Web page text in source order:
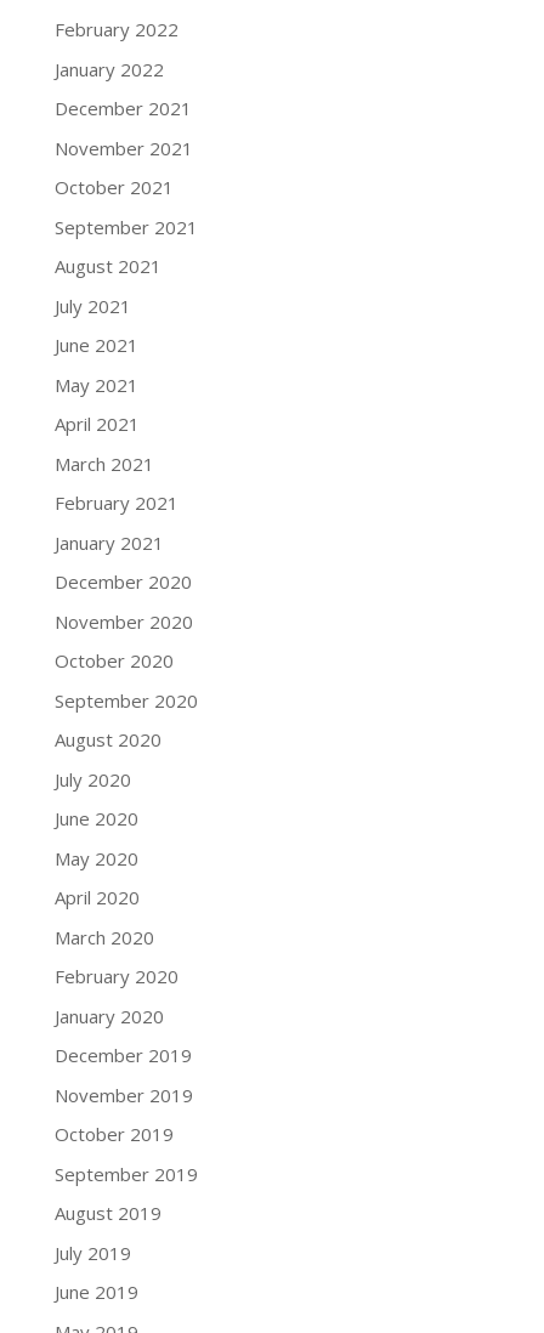
February 2022
January 2022
December 2021
November 2021
October 2021
September 2021
August 2021
July 2021
June 2021
May 2021
April 2021
March 2021
February 2021
January 2021
December 2020
November 2020
October 2020
September 2020
August 2020
July 2020
June 2020
May 2020
April 2020
March 2020
February 2020
January 2020
December 2019
November 2019
October 2019
September 2019
August 2019
July 2019
June 2019